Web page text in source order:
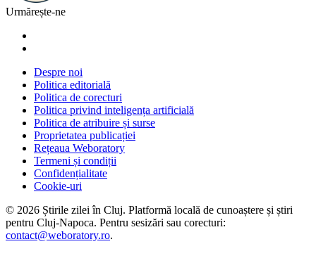
Urmărește-ne
Despre noi
Politica editorială
Politica de corecturi
Politica privind inteligența artificială
Politica de atribuire și surse
Proprietatea publicației
Rețeaua Weboratory
Termeni și condiții
Confidențialitate
Cookie-uri
© 2026 Știrile zilei în Cluj. Platformă locală de cunoaștere și știri
pentru Cluj-Napoca. Pentru sesizări sau corecturi:
contact@weboratory.ro.